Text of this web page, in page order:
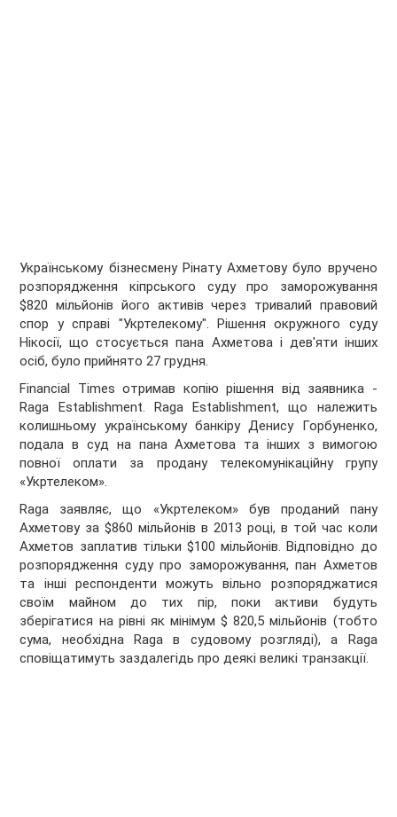
Українському бізнесмену Рінату Ахметову було вручено
розпорядження кіпрського суду про заморожування
$820 мільйонів його активів через тривалий правовий
спор у справі "Укртелекому". Рішення окружного суду
Нікосії, що стосується пана Ахметова і дев'яти інших
осіб, було прийнято 27 грудня.
Financial Times отримав копію рішення від заявника -
Raga Establishment. Raga Establishment, що належить
колишньому українському банкіру Денису Горбуненко,
подала в суд на пана Ахметова та інших з вимогою
повної оплати за продану телекомунікаційну групу
«Укртелеком».
Raga заявляє, що «Укртелеком» був проданий пану
Ахметову за $860 мільйонів в 2013 році, в той час коли
Ахметов заплатив тільки $100 мільйонів. Відповідно до
розпорядження суду про заморожування, пан Ахметов
та інші респонденти можуть вільно розпоряджатися
своїм майном до тих пір, поки активи будуть
зберігатися на рівні як мінімум $ 820,5 мільйонів (тобто
сума, необхідна Raga в судовому розгляді), а Raga
сповіщатимуть заздалегідь про деякі великі транзакції.